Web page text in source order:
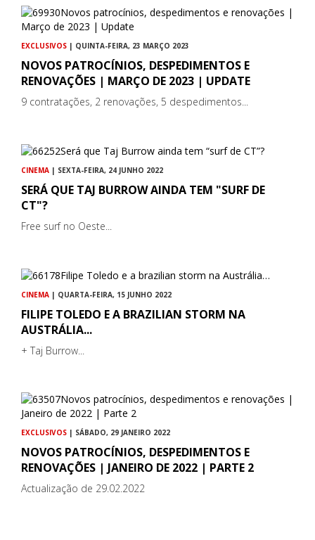
EXCLUSIVOS | QUINTA-FEIRA, 23 MARÇO 2023
NOVOS PATROCÍNIOS, DESPEDIMENTOS E
RENOVAÇÕES | MARÇO DE 2023 | UPDATE
9 contratações, 2 renovações, 5 despedimentos...
CINEMA | SEXTA-FEIRA, 24 JUNHO 2022
SERÁ QUE TAJ BURROW AINDA TEM "SURF DE
CT"?
Free surf no Oeste...
CINEMA | QUARTA-FEIRA, 15 JUNHO 2022
FILIPE TOLEDO E A BRAZILIAN STORM NA
AUSTRÁLIA...
+ Taj Burrow...
EXCLUSIVOS | SÁBADO, 29 JANEIRO 2022
NOVOS PATROCÍNIOS, DESPEDIMENTOS E
RENOVAÇÕES | JANEIRO DE 2022 | PARTE 2
Actualização de 29.02.2022